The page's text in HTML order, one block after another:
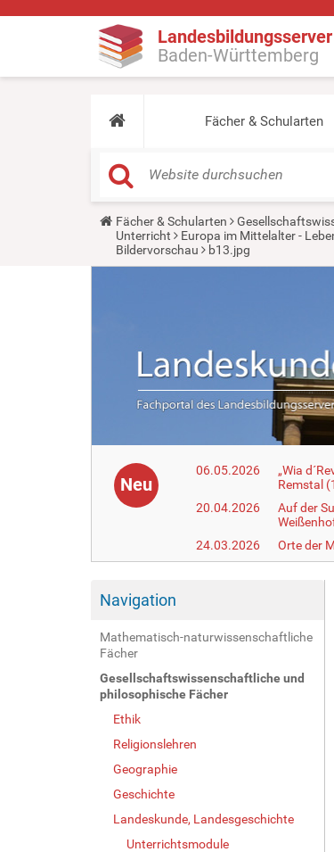
Landesbildungsserver
Baden-Württemberg
Fächer & Schularten
Y
a
Fächer & Schularten
Unterricht
Europa im Mittelalter -
Bildervorschau
b13.jpg
Neu
06.05.2026
„Wia
Remstal
20.04.2026
Auf der
24.03.2026
Orte der
Navigation
Mathematisch-naturwissenschaftliche
Fächer
Gesellschaftswissenschaftliche und
philosophische Fächer
Ethik
Religionslehren
Geographie
Geschichte
Landeskunde, Landesgeschichte
Unterrichtsmodule